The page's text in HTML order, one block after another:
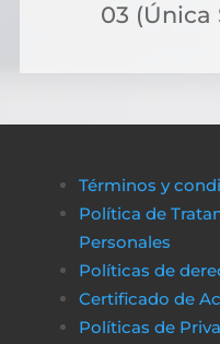
03 (Única
Términos y
Política de
Personales
Políticas de
Certificado de
Políticas de